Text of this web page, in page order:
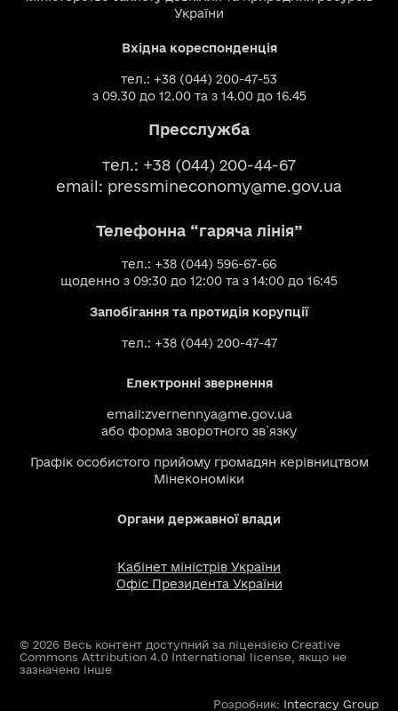
України
Вхідна кореспонденція
тел.: +38 (044) 200-47-53
з 09.30 до 12.00 та з 14.00 до 16.45
Пресслужба
тел.: +38 (044) 200-44-67
email: pressmineconomy@me.gov.ua
Телефонна “гаряча лінія”
тел.: +38 (044) 596-67-66
щоденно з 09:30 до 12:00 та з 14:00 до 16:45
Запобігання та протидія корупції
тел.: +38 (044) 200-47-47
Електронні звернення
email:zvernennya@me.gov.ua
або форма зворотного зв`язку
Графік особистого прийому громадян керівництвом
Мінекономіки
Органи державної влади
Кабінет міністрів України
Офіс Президента України
© 2026 Весь контент доступний за ліцензією Creative
Commons Attribution 4.0 International license, якщо не
зазначено інше
Розробник: Intecracy Group